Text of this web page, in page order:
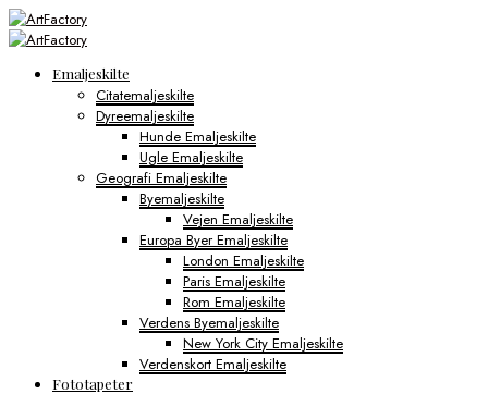
Emaljeskilte
Citatemaljeskilte
Dyreemaljeskilte
Hunde Emaljeskilte
Ugle Emaljeskilte
Geografi Emaljeskilte
Byemaljeskilte
Vejen Emaljeskilte
Europa Byer Emaljeskilte
London Emaljeskilte
Paris Emaljeskilte
Rom Emaljeskilte
Verdens Byemaljeskilte
New York City Emaljeskilte
Verdenskort Emaljeskilte
Fototapeter